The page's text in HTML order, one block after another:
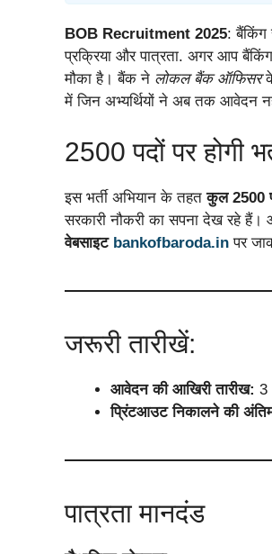
BOB Recruitment 2025: बैंकिंग
प्रक्रिया और पात्रता. अगर आप
मौका है। बैंक ने लोकल बैंक ऑफिसरके
में जिन अभ्यर्थियों ने अब तक आवेदन
2500 पदों पर होगी
इस भर्ती अभियान के तहतकुल 2500
सरकारी नौकरी का सपना देख रहे
वेबसाइट bankofbaroda.in पर
जरूरी तारीखें:
आवेदन की आखिरी तारीख: 3
प्रिंटआउट निकालने की
पात्रता मानदंड